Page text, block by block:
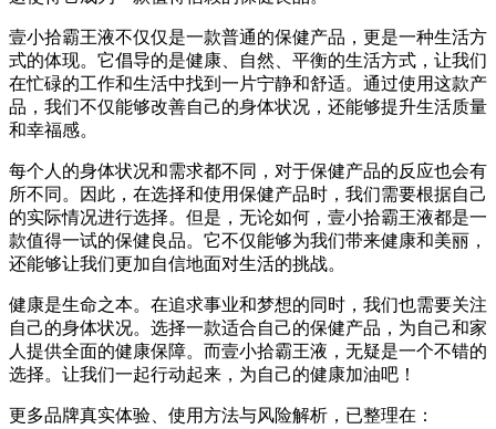
壹小拾霸王液不仅仅是一款普通的保健产品，更是一种生活方
式的体现。它倡导的是健康、自然、平衡的生活方式，让我们
在忙碌的工作和生活中找到一片宁静和舒适。通过使用这款产
品，我们不仅能够改善自己的身体状况，还能够提升生活质量
和幸福感。
每个人的身体状况和需求都不同，对于保健产品的反应也会有
所不同。因此，在选择和使用保健产品时，我们需要根据自己
的实际情况进行选择。但是，无论如何，壹小拾霸王液都是一
款值得一试的保健良品。它不仅能够为我们带来健康和美丽，
还能够让我们更加自信地面对生活的挑战。
健康是生命之本。在追求事业和梦想的同时，我们也需要关注
自己的身体状况。选择一款适合自己的保健产品，为自己和家
人提供全面的健康保障。而壹小拾霸王液，无疑是一个不错的
选择。让我们一起行动起来，为自己的健康加油吧！
更多品牌真实体验、使用方法与风险解析，已整理在：